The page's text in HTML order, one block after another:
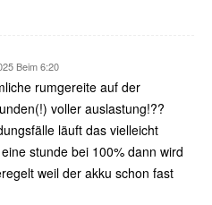
Beim 6:20
rumgereite auf der
voller auslastung!??
läuft das vielleicht
stunde bei 100% dann wird
weil der akku schon fast